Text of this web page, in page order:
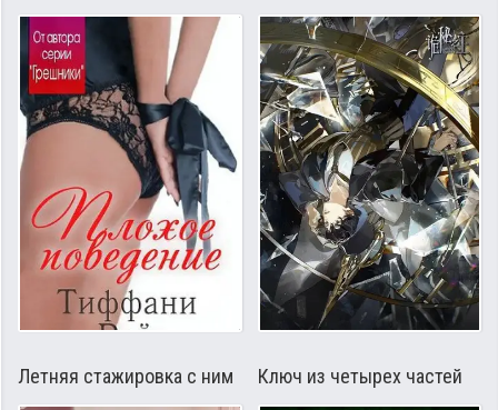
Летняя стажировка с ним Ключ из четырех частей